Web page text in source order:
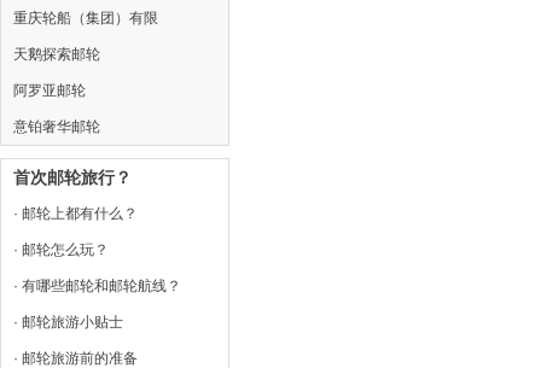
重庆轮船（集团）有限
天鹅探索邮轮
阿罗亚邮轮
意铂奢华邮轮
首次邮轮旅行？
· 邮轮上都有什么？
· 邮轮怎么玩？
· 有哪些邮轮和邮轮航线？
· 邮轮旅游小贴士
· 邮轮旅游前的准备